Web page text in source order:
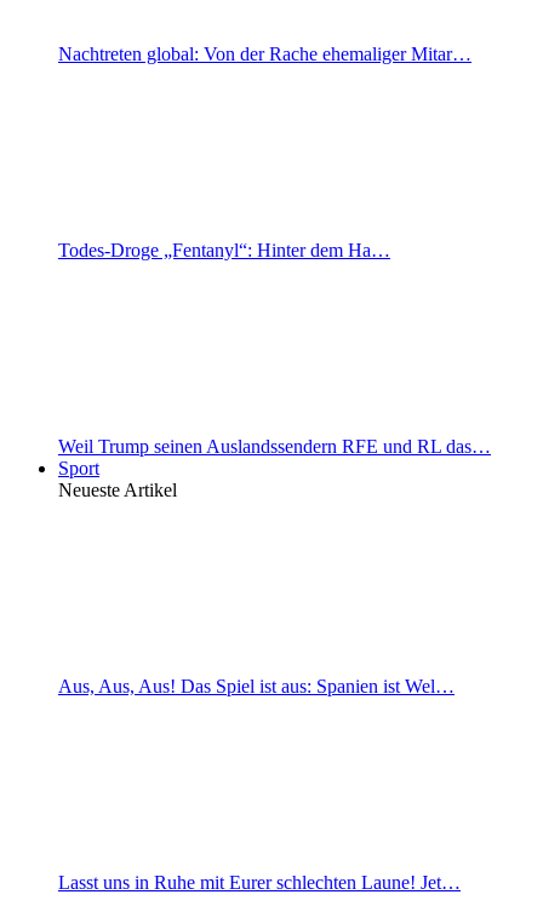
Nachtreten global: Von der Rache ehemaliger Mitar…
Todes-Droge „Fentanyl“: Hinter dem Ha…
Weil Trump seinen Auslandssendern RFE und RL das…
Sport
Neueste Artikel
Aus, Aus, Aus! Das Spiel ist aus: Spanien ist Wel…
Lasst uns in Ruhe mit Eurer schlechten Laune! Jet…